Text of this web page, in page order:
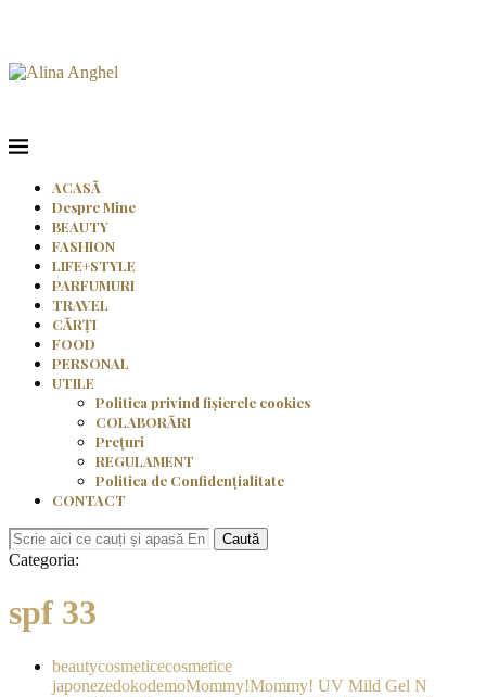
ACASĂ
Despre Mine
BEAUTY
FASHION
LIFE+STYLE
PARFUMURI
TRAVEL
CĂRȚI
FOOD
PERSONAL
UTILE
Politica privind fișierele cookies
COLABORĂRI
Prețuri
REGULAMENT
Politica de Confidențialitate
CONTACT
Caută
Categoria:
spf 33
beautycosmeticecosmetice
japonezedokodemoMommy!Mommy! UV Mild Gel N